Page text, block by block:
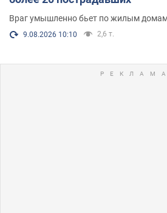
Враг умышленно бьет по жилым
9.08.2026 10:10 2,6 т.